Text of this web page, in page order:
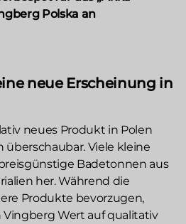
Polska an
neue Erscheinung in
neues Produkt in Polen
Viele kleine
Badetonnen aus
her. Während die
Produkte bevorzugen,
Wert auf qualitativ